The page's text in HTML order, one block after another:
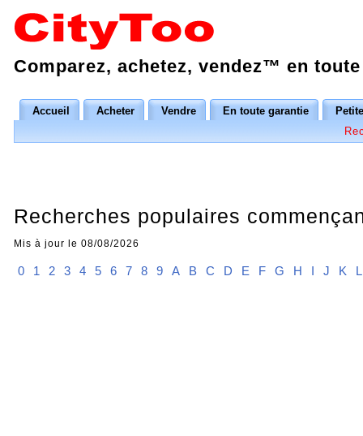
Comparez, achetez, vendez™ en
Accueil Acheter Vendre En toute garantie
Recherches populaires
Mis à jour le 08/08/2026
0 1 2 3 4 5 6 7 8 9 A B C D E F G H I J K L